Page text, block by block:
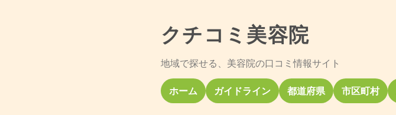
クチコミ美容院
地域で探せる、美容院の口コミ情報サイト
ホーム ガイドライン 都道府県 市区町村